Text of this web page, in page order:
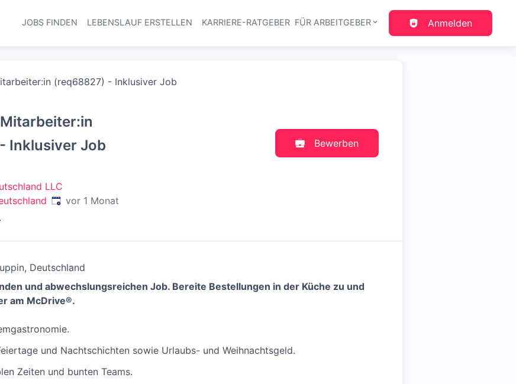
Haupt-Navigation
JOBS FINDEN LEBENSLAUF ERSTELLEN KARRIERE-RATGEBER FÜR ARBEITGEBER Anmelden
(req68827) - Inklusiver Job
Inklusiver Job
LLC
Veröffentlicht:
vor 1 Monat
Bewerben
Deutschland
und abwechslungsreichen Job. Bereite Bestellungen in der Küche zu und
am McDrive®.
und Nachtschichten sowie Urlaubs- und Weihnachtsgeld.
Zeiten und bunten Teams.